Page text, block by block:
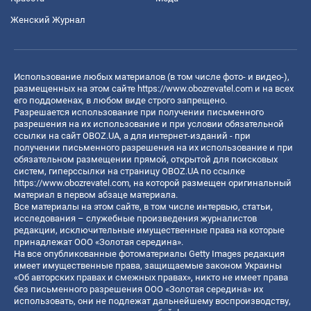
Женский Журнал
Использование любых материалов (в том числе фото- и видео-),
размещенных на этом сайте https://www.obozrevatel.com и на всех
его поддоменах, в любом виде строго запрещено.
Разрешается использование при получении письменного
разрешения на их использование и при условии обязательной
ссылки на сайт OBOZ.UA, а для интернет-изданий - при
получении письменного разрешения на их использование и при
обязательном размещении прямой, открытой для поисковых
систем, гиперссылки на страницу OBOZ.UA по ссылке
https://www.obozrevatel.com, на которой размещен оригинальный
материал в первом абзаце материала.
Все материалы на этом сайте, в том числе интервью, статьи,
исследования – служебные произведения журналистов
редакции, исключительные имущественные права на которые
принадлежат ООО «Золотая середина».
На все опубликованные фотоматериалы Getty Images редакция
имеет имущественные права, защищаемые законом Украины
«Об авторских правах и смежных правах», никто не имеет права
без письменного разрешения ООО «Золотая середина» их
использовать, они не подлежат дальнейшему воспроизводству,